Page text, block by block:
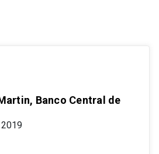
Banco Central de